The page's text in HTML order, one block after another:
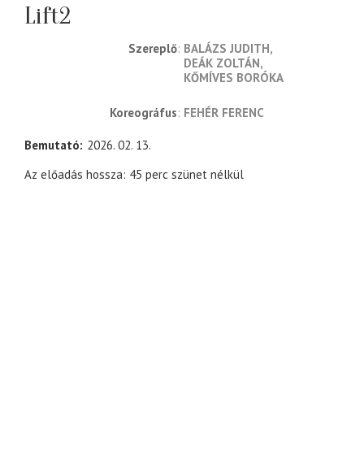
Lift2
Szereplő BALÁZS JUDITH
DEÁK ZOLTÁN
KŐMÍVES BORÓKA
koreográfus FEHÉR FERENC
Bemutató 2026. 02. 13.
Az előadás hossza: 45 perc szünet nélkül